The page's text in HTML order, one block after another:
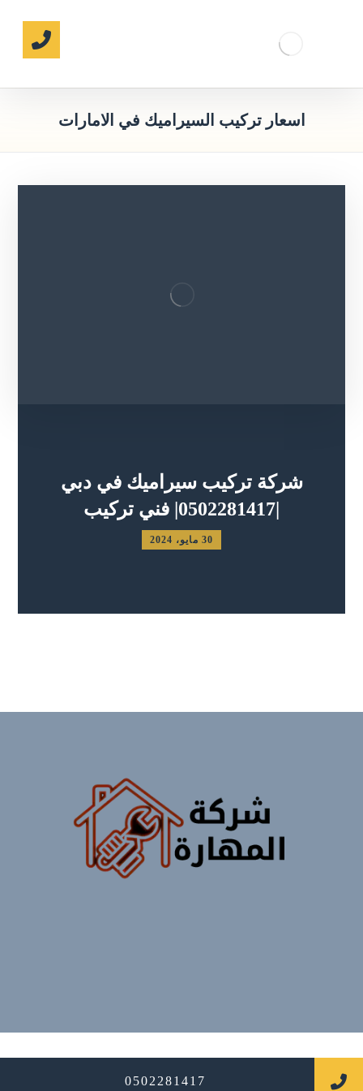
اسعار تركيب السيراميك في الامارات
شركة تركيب سيراميك في دبي
|0502281417| فني تركيب
30 مايو، 2024
0502281417